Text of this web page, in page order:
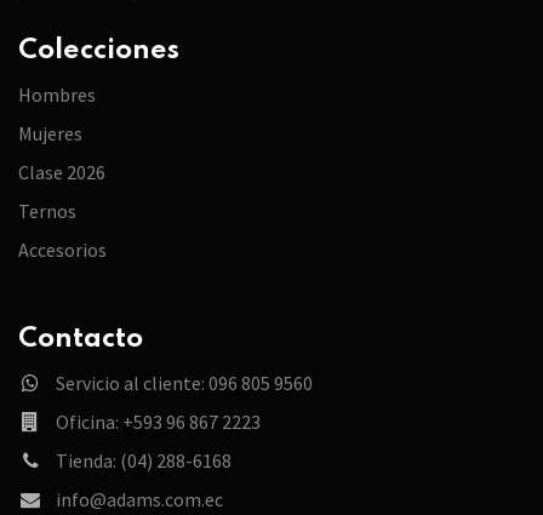
Colecciones
Hombres
Mujeres
Clase 2026
Ternos
Accesorios
Contacto
Servicio al cliente: 096 805 9560
Oficina: +593 96 867 2223
Tienda: (04) 288-6168
info@adams.com.ec